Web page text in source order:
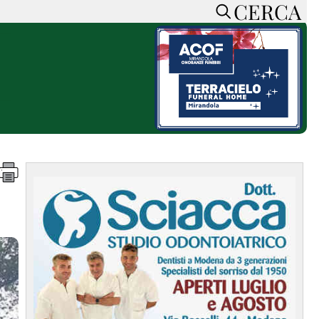
CERCA
ACCEDI o REGISTRATI
SOSTIENI LA PRESSA
CONOSCI LA PRESSA
COOKIE POLICY
PRIVACY POLICY
FEED RSS
MAPPA DEL SITO
NORMATIVE
DEONTOLOGICHE